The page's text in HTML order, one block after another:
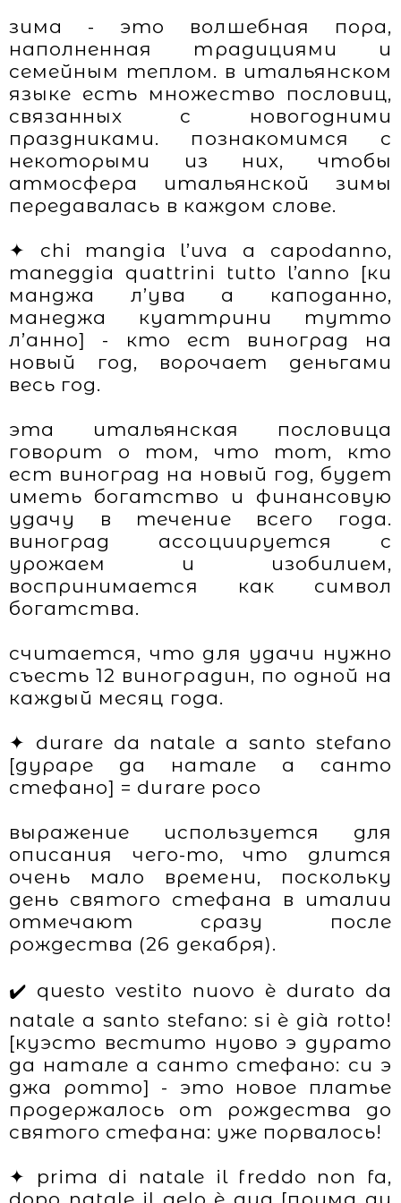
зима - это волшебная пора,
наполненная традициями и
семейным теплом. в итальянском
языке есть множество пословиц,
связанных с новогодними
праздниками. познакомимся с
некоторыми из них, чтобы
атмосфера итальянской зимы
передавалась в каждом слове.
✦ chi mangia l’uva a capodanno,
maneggia quattrini tutto l’anno [ки
манджа л’ува а каподанно,
манеджа куаттрини тутто
л’анно] - кто ест виноград на
новый год, ворочает деньгами
весь год.
эта итальянская пословица
говорит о том, что тот, кто
ест виноград на новый год, будет
иметь богатство и финансовую
удачу в течение всего года.
виноград ассоциируется с
урожаем и изобилием,
воспринимается как символ
богатства.
считается, что для удачи нужно
съесть 12 виноградин, по одной на
каждый месяц года.
✦ durare da natale a santo stefano
[дураре да натале а санто
стефано] = durare poco
выражение используется для
описания чего-то, что длится
очень мало времени, поскольку
день святого стефана в италии
отмечают сразу после
рождества (26 декабря).
✔️ questo vestito nuovo è durato da
natale a santo stefano: si è già rotto!
[куэсто вестито нуово э дурато
да натале а санто стефано: си э
джа ротто] - это новое платье
продержалось от рождества до
святого стефана: уже порвалось!
✦ prima di natale il freddo non fa,